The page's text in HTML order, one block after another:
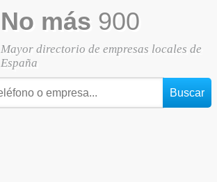
No más 900
Mayor directorio de empresas locales de
España